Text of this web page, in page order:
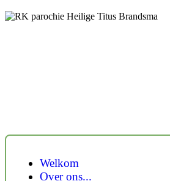
Welkom
Over ons...